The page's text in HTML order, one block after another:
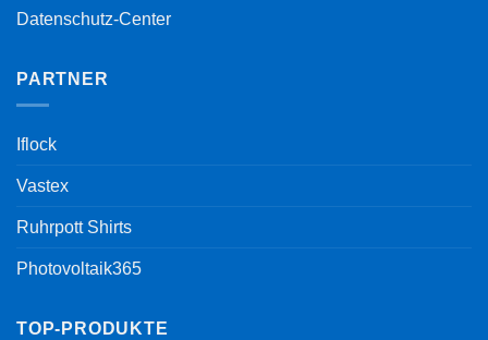
Datenschutz-Center
PARTNER
Iflock
Vastex
Ruhrpott Shirts
Photovoltaik365
TOP-PRODUKTE